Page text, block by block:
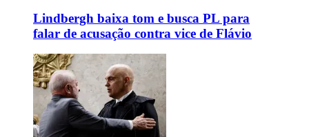
Lindbergh baixa tom e busca PL para
falar de acusação contra vice de Flávio